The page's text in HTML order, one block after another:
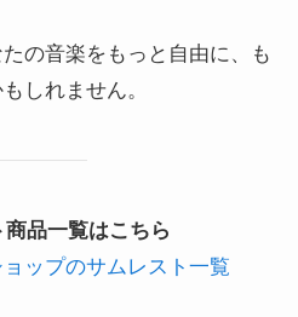
の音楽をもっと自由に、も
しれません。
品一覧はこちら
ップのサムレスト一覧